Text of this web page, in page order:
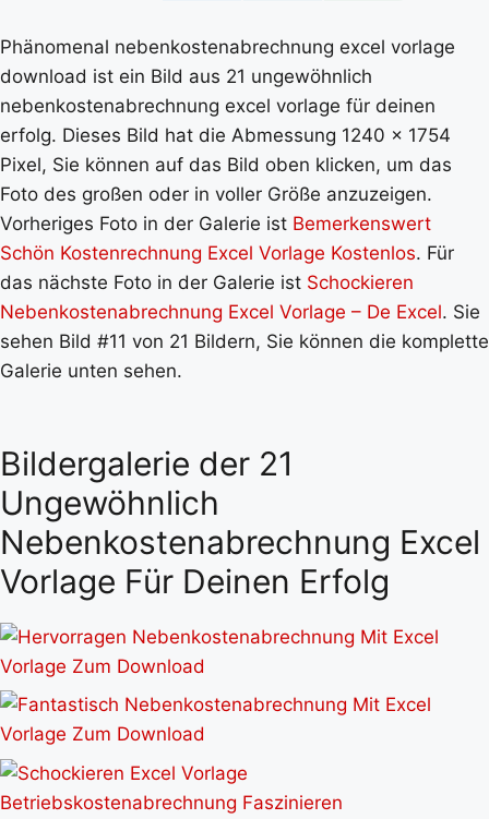
Phänomenal nebenkostenabrechnung excel vorlage
download ist ein Bild aus 21 ungewöhnlich
nebenkostenabrechnung excel vorlage für deinen
erfolg. Dieses Bild hat die Abmessung 1240 x 1754
Pixel, Sie können auf das Bild oben klicken, um das
Foto des großen oder in voller Größe anzuzeigen.
Vorheriges Foto in der Galerie ist Bemerkenswert
Schön Kostenrechnung Excel Vorlage Kostenlos. Für
das nächste Foto in der Galerie ist Schockieren
Nebenkostenabrechnung Excel Vorlage – De Excel. Sie
sehen Bild #11 von 21 Bildern, Sie können die komplette
Galerie unten sehen.
Bildergalerie der 21
Ungewöhnlich
Nebenkostenabrechnung Excel
Vorlage Für Deinen Erfolg